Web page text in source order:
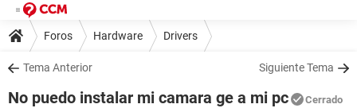
Foros Hardware Drivers
Tema Anterior Siguiente Tema
No puedo instalar mi camara ge a mi pc Cerrado